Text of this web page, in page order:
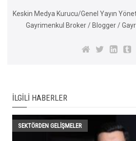
Keskin Medya Kurucu/Genel Yayın
Gayrimenkul Broker / Blogger /
İLGILI HABERLER
SEKTÖRDEN GELIŞMELER